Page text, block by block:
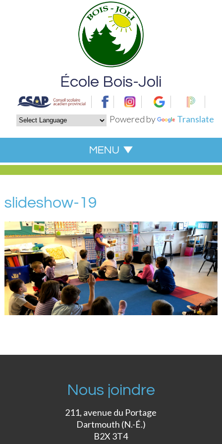
Powered by Translate
École Bois-Joli
slideshow-19
Nous joindre
211, avenue du Portage
Dartmouth (N.-É.)
B2X 3T4